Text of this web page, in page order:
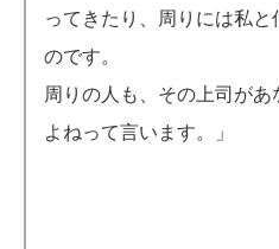
ってきたり、周りには私
のです。
周りの人も、その上司が
よねって言います。」